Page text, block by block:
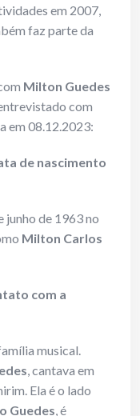
em 2007,
faz parte da
Milton Guedes
com
em 08.12.2023:
de nascimento
junho de 1963 no
Milton Carlos
com a
musical.
, cantava em
Ela é o lado
Guedes, é